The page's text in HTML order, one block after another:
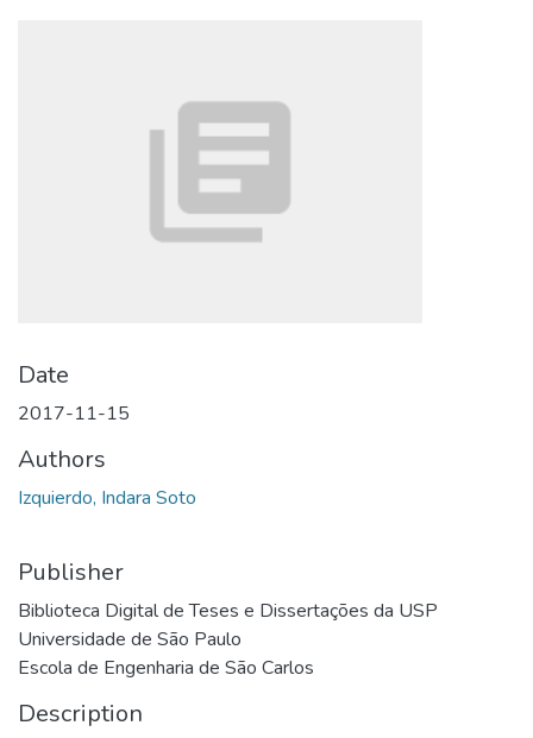
Date
2017-11-15
Authors
Izquierdo, Indara Soto
Publisher
Biblioteca Digital de Teses e Dissertações da USP
Universidade de São Paulo
Escola de Engenharia de São Carlos
Description